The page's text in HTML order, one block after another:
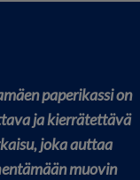
paperikassi on
ja kierrätettävä
joka auttaa
muovin